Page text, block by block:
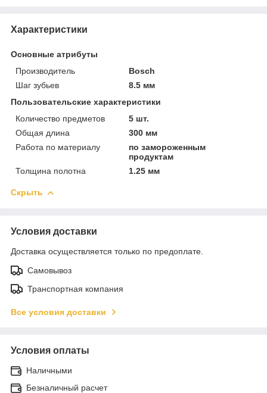
Характеристики
Основные атрибуты
Производитель
Bosch
Шаг зубьев
8.5 мм
Пользовательские характеристики
Количество предметов
5 шт.
Общая длина
300 мм
Работа по материалу
по замороженным
продуктам
Толщина полотна
1.25 мм
Скрыть
Условия доставки
Доставка осуществляется только по предоплате.
Самовывоз
Транспортная компания
Все условия доставки
Условия оплаты
Наличными
Безналичный расчет